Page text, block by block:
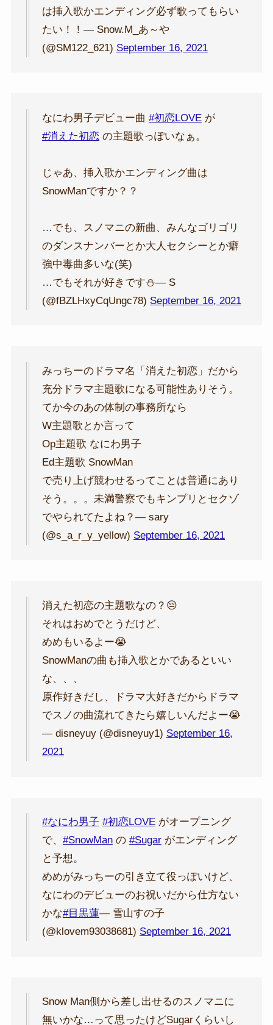
は挿入歌かエンディング必ず歌ってもらい
たい！！— Snow.M_あ～や
(@SM122_621) September 16, 2021
なにわ男子デビュー曲 #初恋LOVEが
#消えた初恋の主題歌っぽいなぁ。
じゃあ、挿入歌かエンディング曲は
SnowManですか？？
…でも、スノマニの新曲、みんなゴリゴリ
のダンスナンバーとか大人セクシーとか癖
強中毒曲多いな(笑)
…でもそれが好きです⛄— S
(@fBZLHxyCqUngc78) September 16, 2021
みっちーのドラマ名「消えた初恋」だから
充分ドラマ主題歌になる可能性ありそう。
てか今のあの体制の事務所なら
W主題歌とか言って
Op主題歌 なにわ男子
Ed主題歌 SnowMan
で売り上げ競わせるってことは普通にあり
そう。。。未満警察でもキンプリとセクゾ
でやられてたよね？— sary
(@s_a_r_y_yellow) September 16, 2021
消えた初恋の主題歌なの？😔
それはおめでとうだけど、
めめもいるよー😭
SnowManの曲も挿入歌とかであるといい
な、、、
原作好きだし、ドラマ大好きだからドラマ
でスノの曲流れてきたら嬉しいんだよー😭
— disneyuy (@disneyuy1) September 16,
2021
#なにわ男子 #初恋LOVEがオープニング
で、 #SnowManの #Sugarがエンディング
と予想。
めめがみっちーの引き立て役っぽいけど、
なにわのデビューのお祝いだから仕方ない
かな#目黒蓮— 雪山すの子
(@klovem93038681) September 16, 2021
Snow Man側から差し出せるのスノマニに
無いかな…って思ったけどSugarくらいし